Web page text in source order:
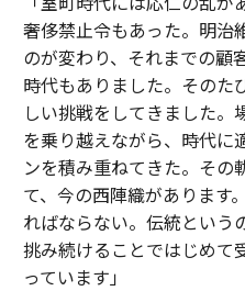
奢侈禁止令もあった。明治
のが変わり、それまでの顧
時代もありました。そのた
しい挑戦をしてきました。
を乗り越えながら、時代に
ンを積み重ねてきた。その
て、今の西陣織があります
ればならない。伝統という
挑み続けることではじめて
っています」